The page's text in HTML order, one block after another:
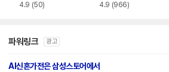
4.9 (50) 4.9 (966)
파워링크 광고
AI신혼가전은 삼성스토어에서